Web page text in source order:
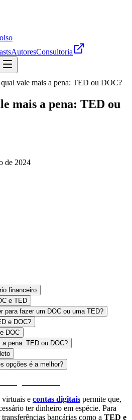
AutoresConsultoria
vale mais a pena: TED ou DOC?
mais a pena: TED ou
de 2024
financeiro
e TED
para fazer um DOC ou uma TED?
e DOC?
DOC
pena: TED ou DOC?
opções é a melhor?
virtuais e contas digitais permite que,
ter dinheiro em espécie. Para
bancárias como a TED e